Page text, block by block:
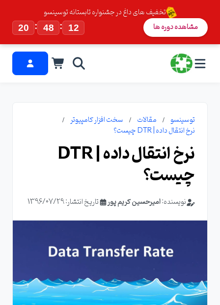
تخفیف های داغ در جشنواره تابستانه توسینسو
20
: 48 : 11 مشاهده دوره ها
توسینسو مقالات
سخت افزار کامپیوتر
نرخ انتقال داده | DTR چیست؟
نرخ انتقال داده | DTR
چیست؟
نویسنده:امیرحسین کریم پور تاریخ انتشار: 1396/07/29